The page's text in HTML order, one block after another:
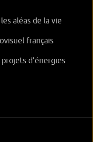
aléas de la vie
français
d’énergies